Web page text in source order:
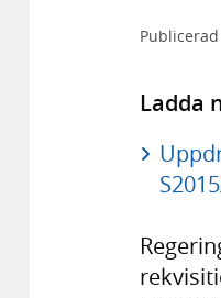
Publicerad
Ladda